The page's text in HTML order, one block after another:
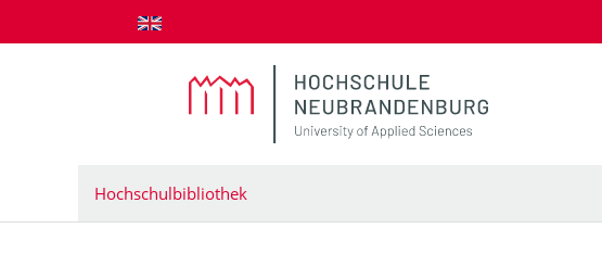
zum Inhalt springen
Hochschulbibliothek